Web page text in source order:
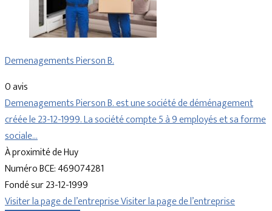
Demenagements Pierson B.
0 avis
Demenagements Pierson B. est une société de déménagement
créée le 23-12-1999. La société compte 5 à 9 employés et sa forme
sociale…
À proximité de Huy
Numéro BCE: 469074281
Fondé sur 23-12-1999
Visiter la page de l’entrepriseVisiter la page de l’entreprise